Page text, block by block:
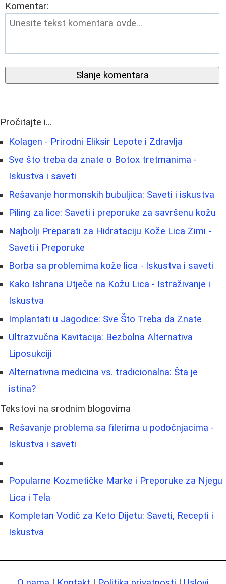
Komentar:
Slanje komentara
Pročitajte i...
Kolagen - Prirodni Eliksir Lepote i Zdravlja
Sve što treba da znate o Botox tretmanima -
Iskustva i saveti
Rešavanje hormonskih bubuljica: Saveti i iskustva
Piling za lice: Saveti i preporuke za savršenu kožu
Najbolji Preparati za Hidrataciju Kože Lica Zimi -
Saveti i Preporuke
Borba sa problemima kože lica - Iskustva i saveti
Kako Ishrana Utječe na Kožu Lica - Istraživanje i
Iskustva
Implantati u Jagodice: Sve Što Treba da Znate
Ultrazvučna Kavitacija: Bezbolna Alternativa
Liposukciji
Alternativna medicina vs. tradicionalna: Šta je
istina?
Tekstovi na srodnim blogovima
Rešavanje problema sa filerima u podočnjacima -
Iskustva i saveti
Popularne Kozmetičke Marke i Preporuke za Njegu
Lica i Tela
Kompletan Vodič za Keto Dijetu: Saveti, Recepti i
Iskustva